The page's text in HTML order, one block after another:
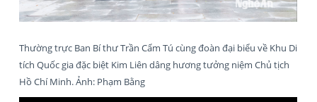
Thường trực Ban Bí thư Trần Cẩm Tú cùng đoàn đại biểu về Khu Di
tích Quốc gia đặc biệt Kim Liên dâng hương tưởng niệm Chủ tịch
Hồ Chí Minh. Ảnh: Phạm Bằng